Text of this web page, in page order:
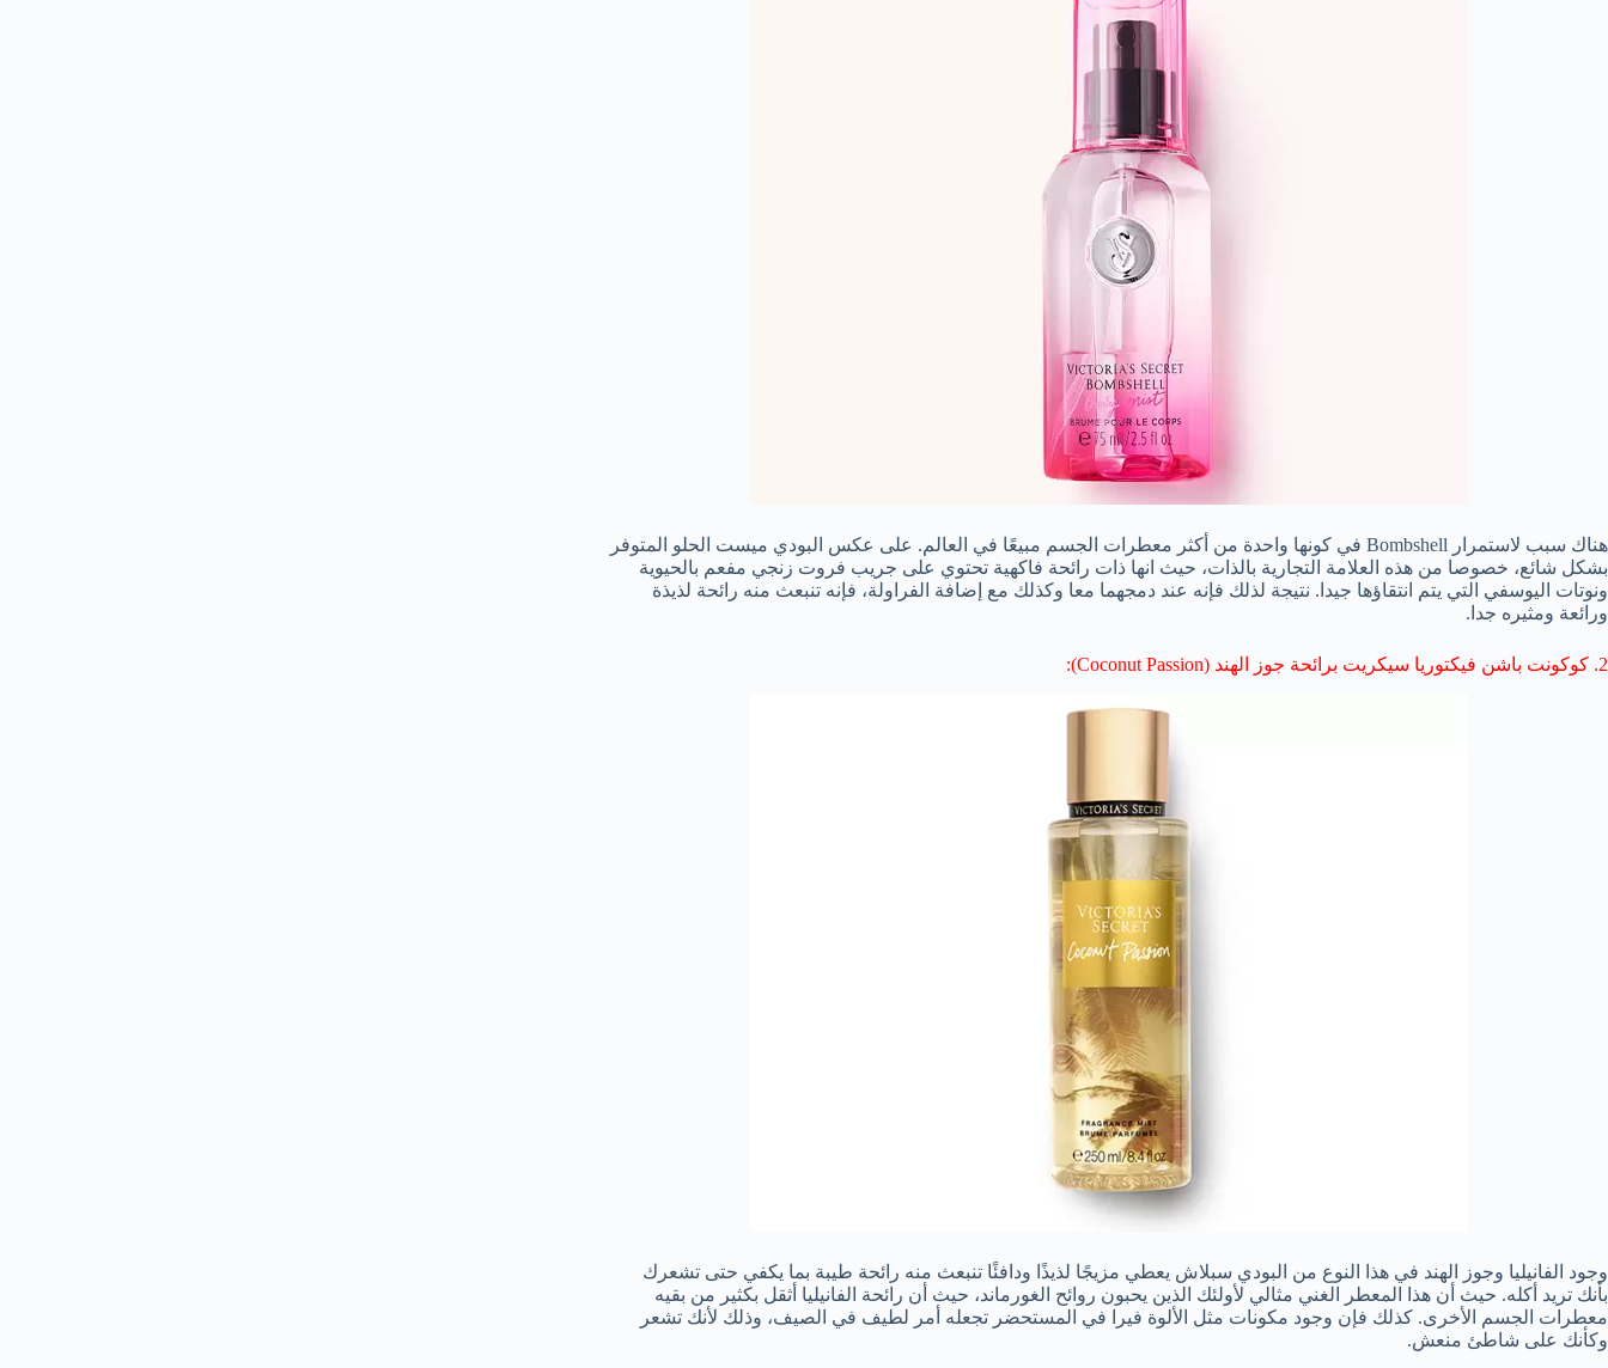
هناك سبب لاستمرار Bombshell في كونها واحدة من أكثر معطرات الجسم مبيعًا في العالم. على عكس البودي ميست الحلو المتوفر
بشكل شائع، خصوصا من هذه العلامة التجارية بالذات، حيث انها ذات رائحة فاكهية تحتوي على جريب فروت زنجي مفعم بالحيوية
ونوتات اليوسفي التي يتم انتقاؤها جيدا. نتيجة لذلك فإنه عند دمجهما معا وكذلك مع إضافة الفراولة، فإنه تنبعث منه رائحة لذيذة
ورائعة ومثيره جدا.
2. كوكونت باشن فيكتوريا سيكريت برائحة جوز الهند (Coconut Passion):
وجود الفانيليا وجوز الهند في هذا النوع من البودي سبلاش يعطي مزيجًا لذيذًا ودافئًا تنبعث منه رائحة طيبة بما يكفي حتى تشعرك
بأنك تريد أكله. حيث أن هذا المعطر الغني مثالي لأولئك الذين يحبون روائح الغورماند، حيث أن رائحة الفانيليا أثقل بكثير من بقيه
معطرات الجسم الأخرى. كذلك فإن وجود مكونات مثل الألوة فيرا في المستحضر تجعله أمر لطيف في الصيف، وذلك لأنك تشعر
وكأنك على شاطئ منعش.